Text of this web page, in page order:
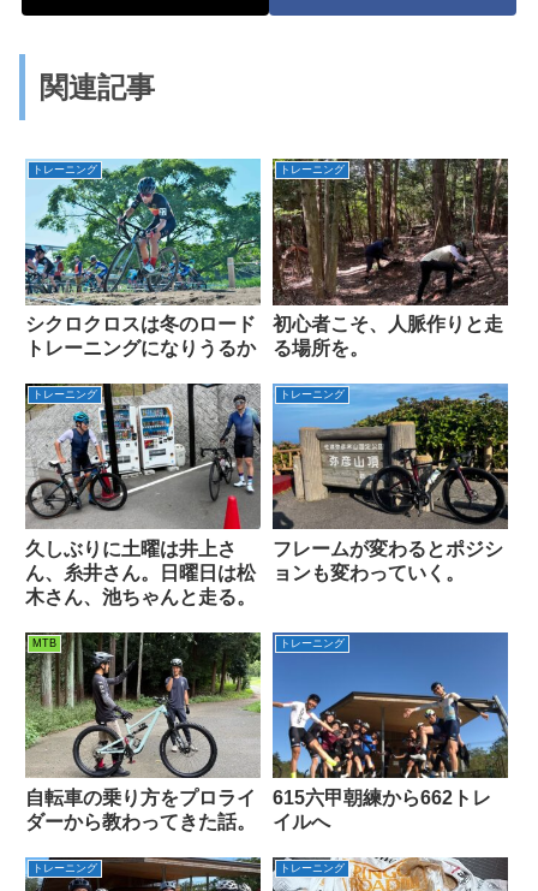
関連記事
トレーニング
シクロクロスは冬のロード
トレーニングになりうるか
トレーニング
初心者こそ、人脈作りと走
る場所を。
トレーニング
久しぶりに土曜は井上さ
ん、糸井さん。日曜日は松
木さん、池ちゃんと走る。
トレーニング
フレームが変わるとポジシ
ョンも変わっていく。
MTB
自転車の乗り方をプロライ
ダーから教わってきた話。
トレーニング
615六甲朝練から662トレ
イルへ
トレーニング トレーニング